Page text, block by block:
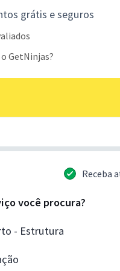
grátis e seguros
GetNinjas?
Receba
você procura?
- Estrutura